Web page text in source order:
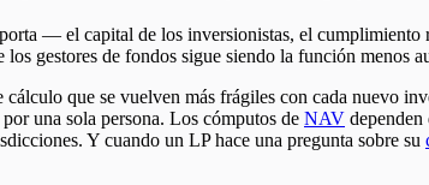
— el capital de los inversionistas, el cumplimiento
gestores de fondos sigue siendo la función menos
que se vuelven más frágiles con cada nuevo
una sola persona. Los cómputos de NAV
Y cuando un LP hace una pregunta sobre su